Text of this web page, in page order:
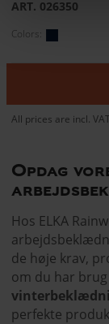
ART. 026350
Colors:
All prices are incl. VAT
Opdag
Hos ELKA
de høje krav,
om du har
perfekte